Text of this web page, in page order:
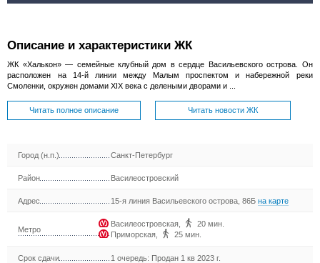
Описание и характеристики ЖК
ЖК «Халькон» — семейные клубный дом в сердце Васильевского острова. Он
расположен на 14-й линии между Малым проспектом и набережной реки
Смоленки, окружен домами XIX века с делеными дворами и ...
Читать полное описание Читать новости ЖК
Город (н.п.) Санкт-Петербург
Район Василеостровский
Адрес 15-я линия Васильевского острова, 86Бна карте
Метро
Василеостровская
20 мин.
Приморская, 25 мин.
Срок сдачи 1 очередь: Продан 1 кв 2023 г.